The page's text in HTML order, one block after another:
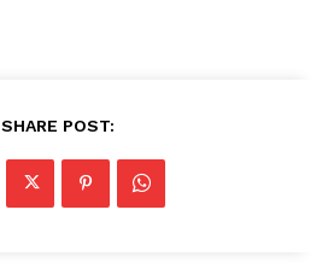
SHARE POST: